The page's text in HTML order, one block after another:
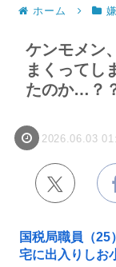
ホーム
ケンモメン
まくってし
たのか…？
2026.06.03
国税局職員（25
宅に出入りしお